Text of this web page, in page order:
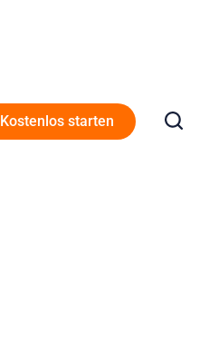
Kostenlos starten